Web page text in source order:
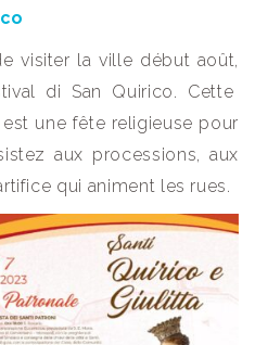
visiter la ville début août,
di San Quirico. Cette
une fête religieuse pour
aux processions, aux
qui animent les rues.